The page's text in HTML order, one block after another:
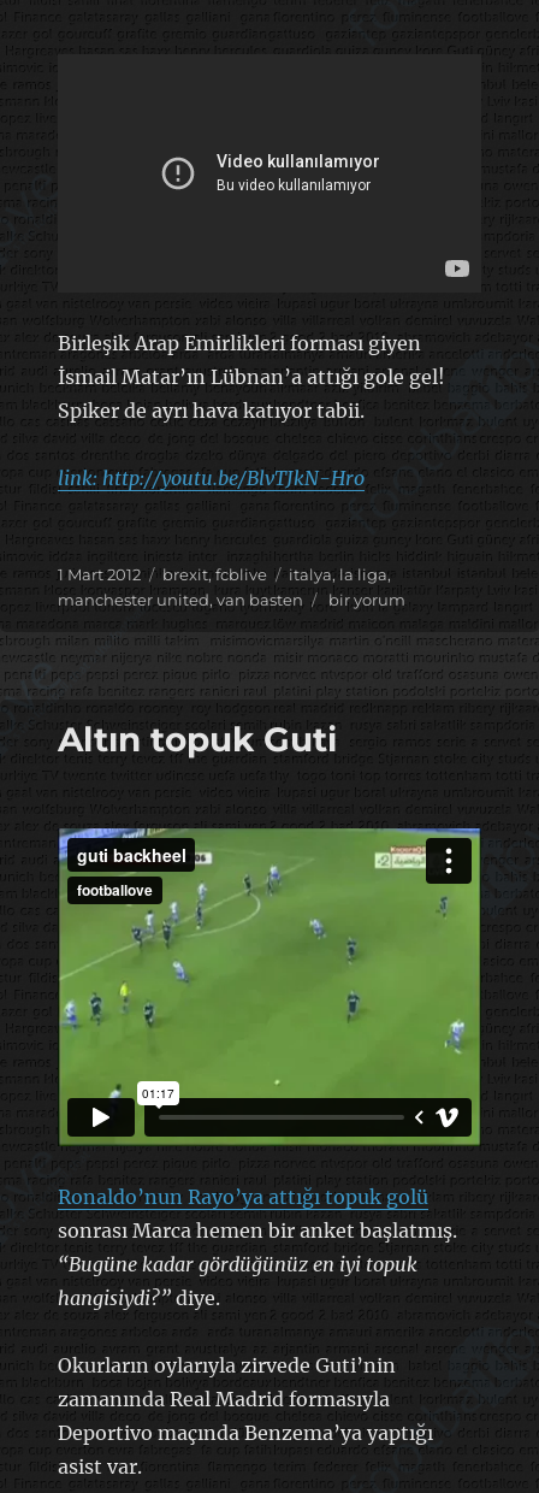
Birleşik Arap Emirlikleri forması giyen
İsmail Matar’ın Lübnan’a attığı gole gel!
Spiker de ayrı hava katıyor tabii.
link: http://youtu.be/BlvTJkN-Hro
Yayın
tarihi
1 Mart 2012 Kategoriler
brexit, fcblive Etiketler
italya, la liga,
manchester united, van basten
Füze
mi
için
bir yorum
Altın topuk Guti
Ronaldo’nun Rayo’ya attığı topuk golü
sonrası Marca hemen bir anket başlatmış.
“Bugüne kadar gördüğünüz en iyi topuk
hangisiydi?”diye.
Okurların oylarıyla zirvede Guti’nin
zamanında Real Madrid formasıyla
Deportivo maçında Benzema’ya yaptığı
asist var.